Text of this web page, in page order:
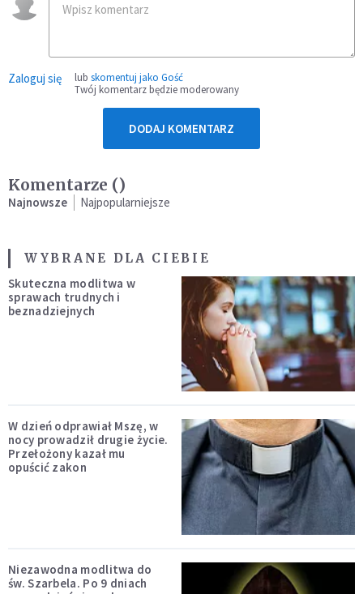
Zaloguj się lub skomentuj jako Gość
Twój komentarz będzie moderowany
DODAJ KOMENTARZ
Komentarze ()
Najnowsze Najpopularniejsze
WYBRANE DLA CIEBIE
Skuteczna modlitwa w
sprawach trudnych i
beznadziejnych
W dzień odprawiał Mszę, w
nocy prowadził drugie życie.
Przełożony kazał mu
opuścić zakon
Niezawodna modlitwa do
św. Szarbela. Po 9 dniach